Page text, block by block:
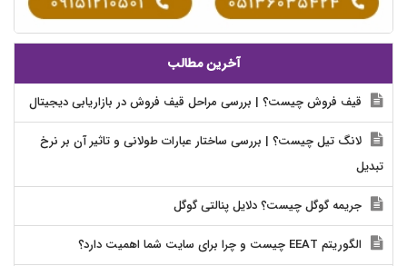
آخرین مطالب
قیف فروش چیست؟ | بررسی مراحل قیف فروش در بازاریابی دیجیتال
لانگ تیل چیست؟ | بررسی ساختار عبارات طولانی و تاثیر آن بر نرخ
تبدیل
جریمه گوگل چیست؟ دلایل پنالتی گوگل
الگوریتم EEAT چیست و چرا برای سایت شما اهمیت دارد؟